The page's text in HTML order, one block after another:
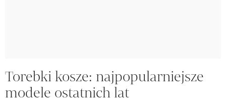
Torebki kosze: najpopularniejsze
modele ostatnich lat